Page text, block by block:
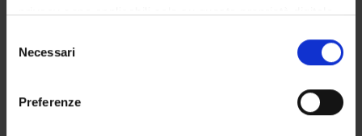
privacy sono applicabili solo su questa proprietà digitale
modificare o revocare il proprio consenso in qualsiasi
momento dalla Dichiarazione sui cookie o facendo clic
delNecessari
Preferenze
COLLABORATORI ESTERNI
Azienda Ospedaliera Verona Dirigente medico